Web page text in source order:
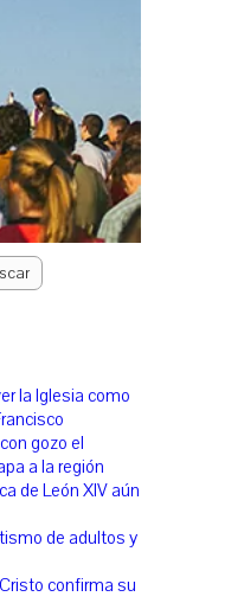
la Iglesia como
gozo el
a la región
de León XIV aún
de adultos y
confirma su